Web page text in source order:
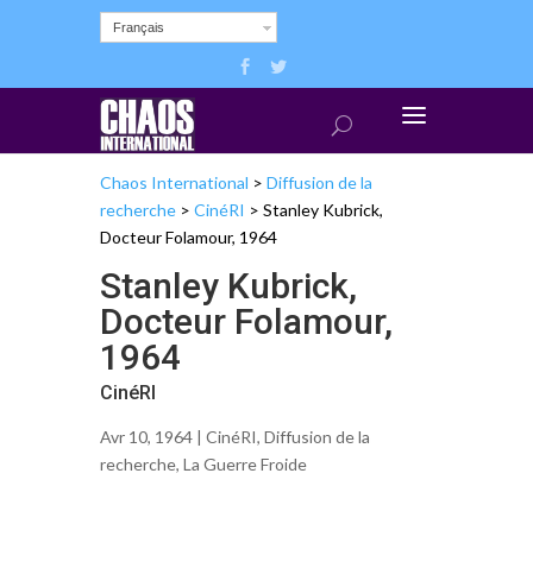
Français
Chaos International > Diffusion de la
recherche > CinéRI > Stanley Kubrick,
Docteur Folamour, 1964
Stanley Kubrick,
Docteur Folamour,
1964
CinéRI
Avr 10, 1964 | CinéRI, Diffusion de la
recherche, La Guerre Froide